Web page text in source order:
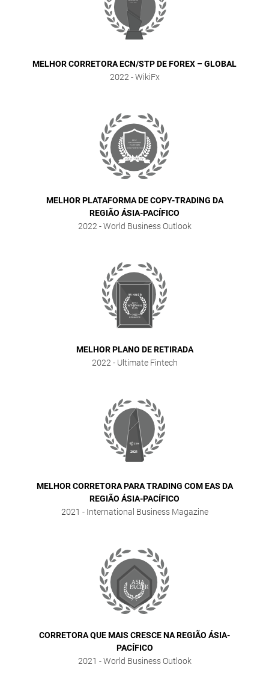
MELHOR CORRETORA ECN/STP DE FOREX – GLOBAL
2022 - WikiFx
MELHOR PLATAFORMA DE COPY-TRADING DA
REGIÃO ÁSIA-PACÍFICO
2022 - World Business Outlook
MELHOR PLANO DE RETIRADA
2022 - Ultimate Fintech
MELHOR CORRETORA PARA TRADING COM EAS DA
REGIÃO ÁSIA-PACÍFICO
2021 - International Business Magazine
CORRETORA QUE MAIS CRESCE NA REGIÃO ÁSIA-
PACÍFICO
2021 - World Business Outlook